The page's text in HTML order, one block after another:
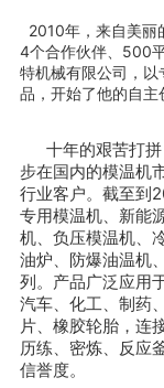
2010年，来自美丽
4个合作伙伴、500
特机械有限公司，
品，开始了他的自主
十年的艰苦打拼
步在国内的模温机
行业客户。截至到
专用模温机、新能
机、负压模温机、
油炉、防爆油温机
列。产品广泛应用
汽车、化工、制药
片、橡胶轮胎，连
历练、密炼、反应
信誉度。